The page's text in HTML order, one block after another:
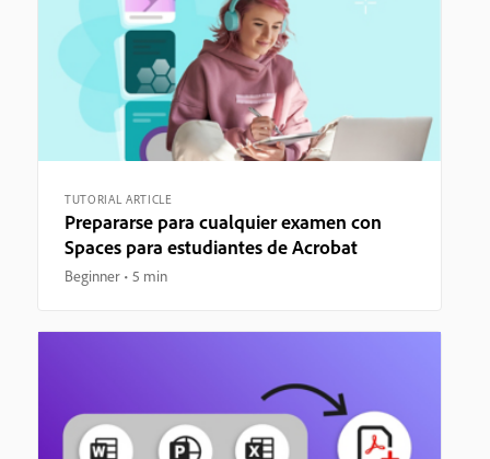
TUTORIAL ARTICLE
Prepararse para cualquier examen con
Spaces para estudiantes de Acrobat
Beginner 5 min